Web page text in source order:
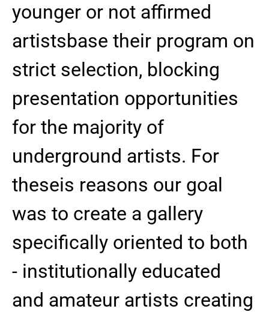
younger or not affirmed
artistsbase their program on
strict selection, blocking
presentation opportunities
for the majority of
underground artists. For
theseis reasons our goal
was to create a gallery
specifically oriented to both
- institutionally educated
and amateur artists creating